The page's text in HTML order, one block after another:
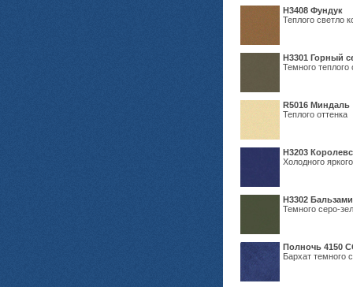
Н3408 Фундук
Теплого светло
Н3301 Горный
Темного теплого
R5016 Миндаль
Теплого оттенка
Н3203
Холодного
Н3302
Темного серо-
Полночь 4150
Бархат темного